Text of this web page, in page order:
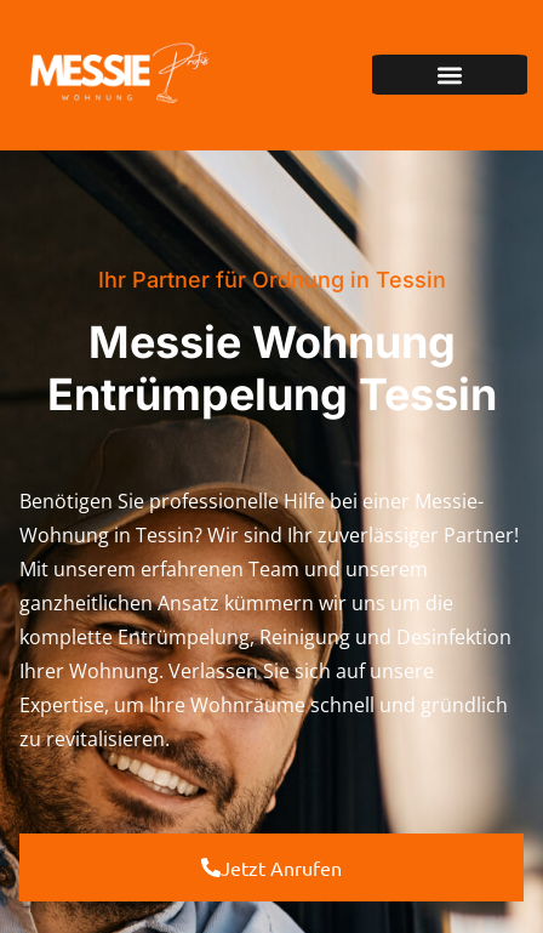
Ihr Partner für Ordnung in Tessin
Messie Wohnung
Entrümpelung Tessin
Benötigen Sie professionelle Hilfe bei einer Messie-
Wohnung in Tessin? Wir sind Ihr zuverlässiger Partner!
Mit unserem erfahrenen Team und unserem
ganzheitlichen Ansatz kümmern wir uns um die
komplette Entrümpelung, Reinigung und Desinfektion
Ihrer Wohnung. Verlassen Sie sich auf unsere
Expertise, um Ihre Wohnräume schnell und gründlich
zu revitalisieren.
Jetzt Anrufen